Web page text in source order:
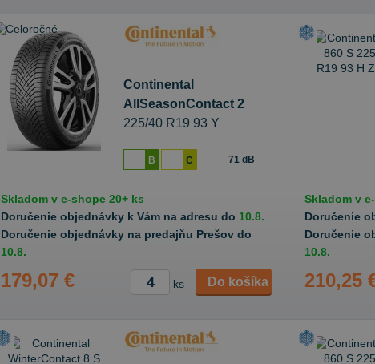
Continental
AllSeasonContact 2
225/40 R19 93 Y
B C 71 dB
Skladom v e-shope 20+ ks
Doručenie objednávky k Vám na adresu do 10.8.
Doručenie objednávky na predajňu Prešov do
10.8.
179,07 € ks Do košíka
Skladom v
Doručenie
Doručenie
10.8.
210,25